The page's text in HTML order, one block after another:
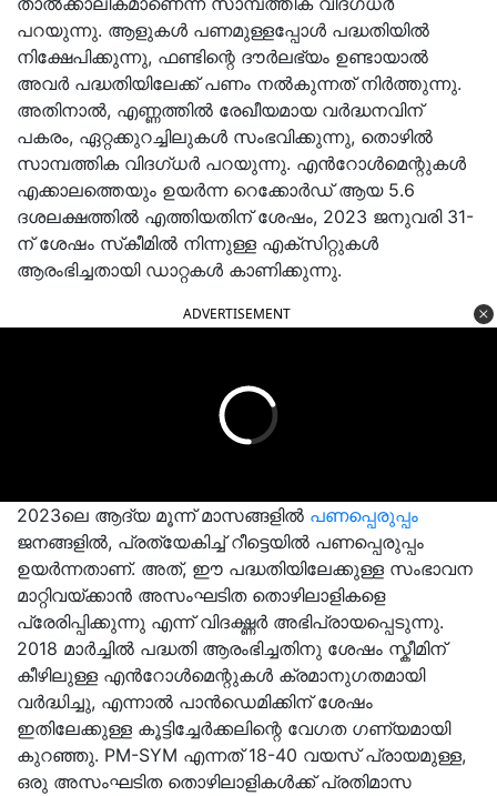
പറയുന്നു. ആളുകൾ പണമുള്ളപ്പോൾ പദ്ധതിയിൽ
നിക്ഷേപിക്കുന്നു, ഫണ്ടിന്റെ ദൗർലഭ്യം ഉണ്ടായാൽ
അവർ പദ്ധതിയിലേക്ക് പണം നൽകുന്നത് നിർത്തുന്നു.
അതിനാൽ, എണ്ണത്തിൽ രേഖീയമായ വർദ്ധനവിന്
പകരം, ഏറ്റക്കുറച്ചിലുകൾ സംഭവിക്കുന്നു, തൊഴിൽ
സാമ്പത്തിക വിദഗ്ധർ പറയുന്നു. എൻറോൾമെന്റുകൾ
എക്കാലത്തെയും ഉയർന്ന റെക്കോർഡ് ആയ 5.6
ദശലക്ഷത്തിൽ എത്തിയതിന് ശേഷം, 2023 ജനുവരി 31-
ന് ശേഷം സ്‌കീമിൽ നിന്നുള്ള എക്‌സിറ്റുകൾ
ആരംഭിച്ചതായി ഡാറ്റകൾ കാണിക്കുന്നു.
ADVERTISEMENT
2023ലെ ആദ്യ മൂന്ന് മാസങ്ങളിൽ പണപ്പെരുപ്പം
ജനങ്ങളിൽ, പ്രത്യേകിച്ച് റീട്ടെയിൽ പണപ്പെരുപ്പം
ഉയർന്നതാണ്. അത്, ഈ പദ്ധതിയിലേക്കുള്ള സംഭാവന
മാറ്റിവയ്ക്കാൻ അസംഘടിത തൊഴിലാളികളെ
പ്രേരിപ്പിക്കുന്നു എന്ന് വിദഗ്ദ്ധർ അഭിപ്രായപ്പെടുന്നു.
2018 മാർച്ചിൽ പദ്ധതി ആരംഭിച്ചതിനു ശേഷം സ്കീമിന്
കീഴിലുള്ള എൻറോൾമെന്റുകൾ ക്രമാനുഗതമായി
വർദ്ധിച്ചു, എന്നാൽ പാൻഡെമിക്കിന് ശേഷം
ഇതിലേക്കുള്ള കൂട്ടിച്ചേർക്കലിന്റെ വേഗത ഗണ്യമായി
കുറഞ്ഞു. PM-SYM എന്നത് 18-40 വയസ് പ്രായമുള്ള,
ഒരു അസംഘടിത തൊഴിലാളികൾക്ക് പ്രതിമാസ